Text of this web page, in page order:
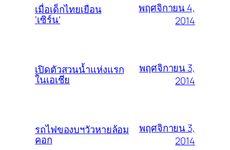
เมื่อเด็กไทยเยือน
‘เซิร์น’
พฤศจิกายน 4,
2014
เปิดตัวสวนน้ำแห่งแรก
ในเอเชีย
พฤศจิกายน 3,
2014
รถไฟของบฯวัวหายล้อม
คอก
พฤศจิกายน 3,
2014